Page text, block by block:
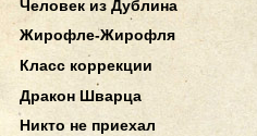
Человек из Дублина
Жирофле-Жирофля
Класс коррекции
Дракон Шварца
Никто не приехал